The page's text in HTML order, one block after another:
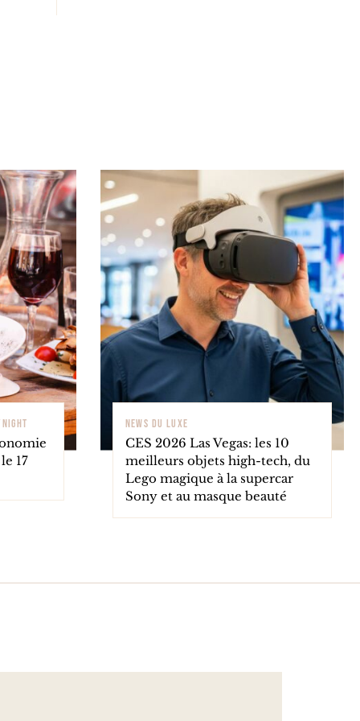
17
NEWS DU LUXE
CES 2026 Las Vegas: les 10
meilleurs objets high-tech, du
Lego magique à la supercar
Sony et au masque beauté